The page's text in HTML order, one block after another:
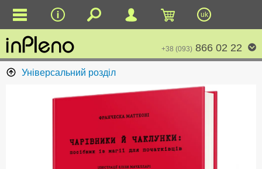
uk
+38 (093) 866 02 22
Універсальний розділ